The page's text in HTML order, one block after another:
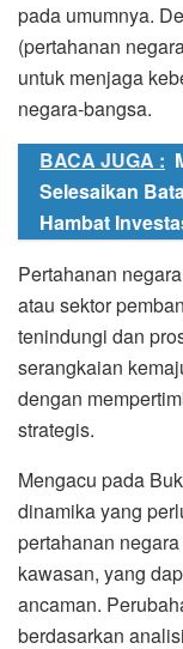
pada umumnya.
(pertahanan
untuk menjaga
negara-bangsa.
BACA JUGA :
Selesaikan
Hambat
Pertahanan
atau sektor
tenindungi dan
serangkaian
dengan
strategis.
Mengacu pada
dinamika yang
pertahanan
kawasan, yang
ancaman.
berdasarkan